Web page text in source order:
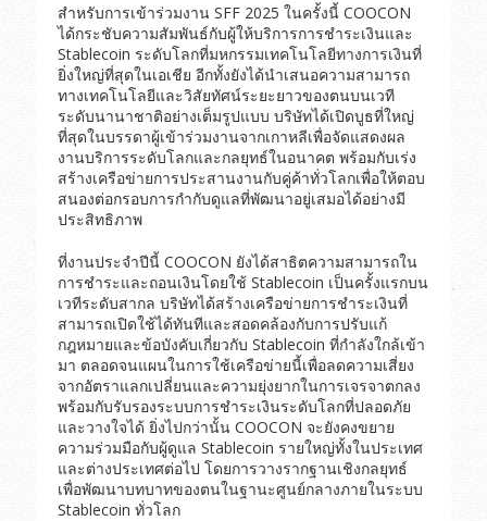
สำหรับการเข้าร่วมงาน SFF 2025 ในครั้งนี้ COOCON
ได้กระชับความสัมพันธ์กับผู้ให้บริการการชำระเงินและ
Stablecoin ระดับโลกที่มหกรรมเทคโนโลยีทางการเงินที่
ยิ่งใหญ่ที่สุดในเอเชีย อีกทั้งยังได้นำเสนอความสามารถ
ทางเทคโนโลยีและวิสัยทัศน์ระยะยาวของตนบนเวที
ระดับนานาชาติอย่างเต็มรูปแบบ บริษัทได้เปิดบูธที่ใหญ่
ที่สุดในบรรดาผู้เข้าร่วมงานจากเกาหลีเพื่อจัดแสดงผล
งานบริการระดับโลกและกลยุทธ์ในอนาคต พร้อมกับเร่ง
สร้างเครือข่ายการประสานงานกับคู่ค้าทั่วโลกเพื่อให้ตอบ
สนองต่อกรอบการกำกับดูแลที่พัฒนาอยู่เสมอได้อย่างมี
ประสิทธิภาพ
ที่งานประจำปีนี้ COOCON ยังได้สาธิตความสามารถใน
การชำระและถอนเงินโดยใช้ Stablecoin เป็นครั้งแรกบน
เวทีระดับสากล บริษัทได้สร้างเครือข่ายการชำระเงินที่
สามารถเปิดใช้ได้ทันทีและสอดคล้องกับการปรับแก้
กฎหมายและข้อบังคับเกี่ยวกับ Stablecoin ที่กำลังใกล้เข้า
มา ตลอดจนแผนในการใช้เครือข่ายนี้เพื่อลดความเสี่ยง
จากอัตราแลกเปลี่ยนและความยุ่งยากในการเจรจาตกลง
พร้อมกับรับรองระบบการชำระเงินระดับโลกที่ปลอดภัย
และวางใจได้ ยิ่งไปกว่านั้น COOCON จะยังคงขยาย
ความร่วมมือกับผู้ดูแล Stablecoin รายใหญ่ทั้งในประเทศ
และต่างประเทศต่อไป โดยการวางรากฐานเชิงกลยุทธ์
เพื่อพัฒนาบทบาทของตนในฐานะศูนย์กลางภายในระบบ
Stablecoin ทั่วโลก